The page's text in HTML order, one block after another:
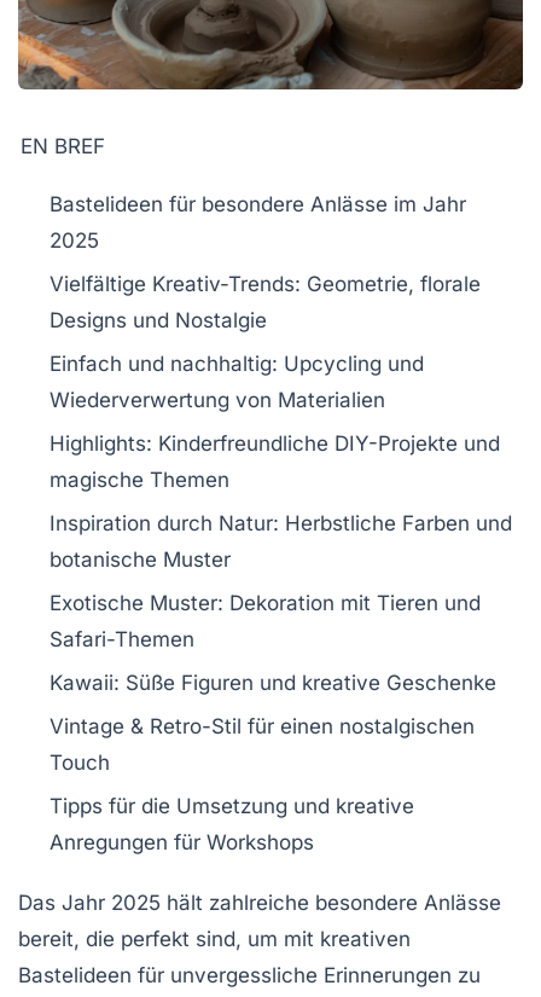
EN BREF
Bastelideen für besondere Anlässe im Jahr
2025
Vielfältige Kreativ-Trends: Geometrie, florale
Designs und Nostalgie
Einfach und nachhaltig: Upcycling und
Wiederverwertung von Materialien
Highlights: Kinderfreundliche DIY-Projekte und
magische Themen
Inspiration durch Natur: Herbstliche Farben und
botanische Muster
Exotische Muster: Dekoration mit Tieren und
Safari-Themen
Kawaii: Süße Figuren und kreative Geschenke
Vintage & Retro-Stil für einen nostalgischen
Touch
Tipps für die Umsetzung und kreative
Anregungen für Workshops
Das Jahr 2025 hält zahlreiche besondere Anlässe
bereit, die perfekt sind, um mit kreativen
Bastelideen für unvergessliche Erinnerungen zu